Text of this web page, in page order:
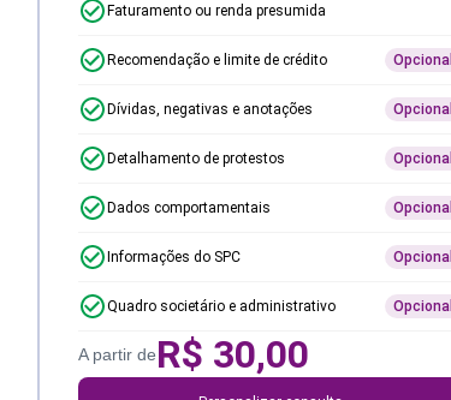
Faturamento ou renda presumida
Recomendação e limite de crédito Opcional
Dívidas, negativas e anotações Opcional
Detalhamento de protestos Opcional
Dados comportamentais Opcional
Informações do SPC Opcional
Quadro societário e administrativo Opcional
A partir deR$ 30,00